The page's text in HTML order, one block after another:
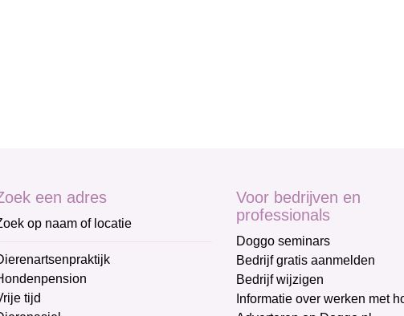
een adres
op naam of locatie
tijd
Voor bedrijven en
professionals
Doggo seminars
Bedrijf gratis aanmelden
Bedrijf wijzigen
Informatie over werken met